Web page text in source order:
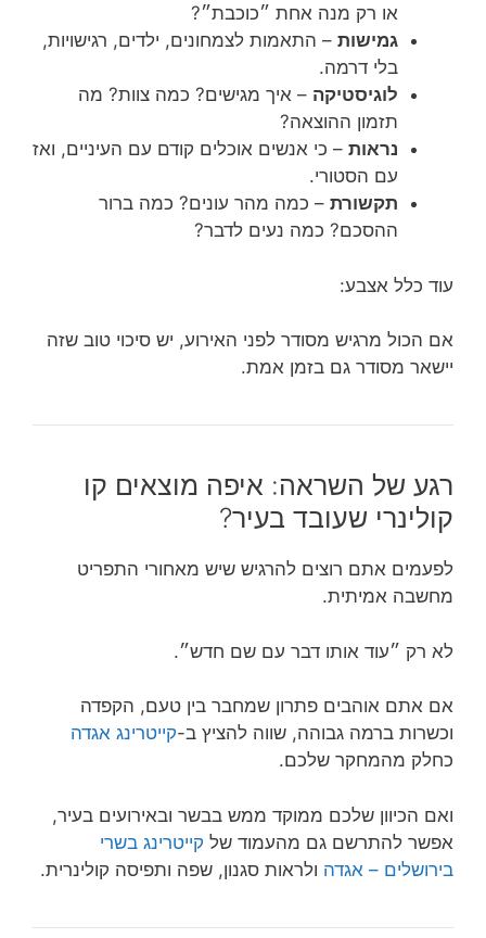
או רק מנה אחת ״כוכבת״?
גמישות – התאמות לצמחונים, ילדים, רגישויות,
בלי דרמה.
לוגיסטיקה – איך מגישים? כמה צוות? מה
תזמון ההוצאה?
נראות – כי אנשים אוכלים קודם עם העיניים, ואז
עם הסטורי.
תקשורת – כמה מהר עונים? כמה ברור
ההסכם? כמה נעים לדבר?
עוד כלל אצבע:
אם הכול מרגיש מסודר לפני האירוע, יש סיכוי טוב שזה
יישאר מסודר גם בזמן אמת.
רגע של השראה: איפה מוצאים קו
קולינרי שעובד בעיר?
לפעמים אתם רוצים להרגיש שיש מאחורי התפריט
מחשבה אמיתית.
לא רק ״עוד אותו דבר עם שם חדש״.
אם אתם אוהבים פתרון שמחבר בין טעם, הקפדה
וכשרות ברמה גבוהה, שווה להציץ ב-קייטרינג אגדה
כחלק מהמחקר שלכם.
ואם הכיוון שלכם ממוקד ממש בבשר ובאירועים בעיר,
אפשר להתרשם גם מהעמוד של קייטרינג בשרי
בירושלים – אגדה ולראות סגנון, שפה ותפיסה קולינרית.